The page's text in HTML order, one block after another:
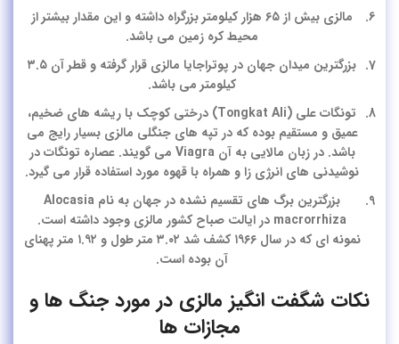
مالزی بیش از ۶۵ هزار کیلومتر بزرگراه داشته و این مقدار بیشتر از
محیط کره زمین می باشد.
بزرگترین میدان جهان در پوتراجایا مالزی قرار گرفته و قطر آن ۳.۵
کیلومتر می باشد.
تونگات علی (Tongkat Ali) درختی کوچک با ریشه های ضخیم،
عمیق و مستقیم بوده که در تپه های جنگلی مالزی بسیار رایج می
باشد. در زبان مالایی به آن Viagra می گویند. عصاره تونگات در
نوشیدنی های انرژی زا و همراه با قهوه مورد استفاده قرار می گیرد.
بزرگترین برگ های تقسیم نشده در جهان به نام Alocasia
macrorrhiza در ایالت صباح کشور مالزی وجود داشته است.
نمونه ای که در سال ۱۹۶۶ کشف شد ۳.۰۲ متر طول و ۱.۹۲ متر پهنای
آن بوده است.
نکات شگفت انگیز مالزی در مورد جنگ ها و
مجازات ها